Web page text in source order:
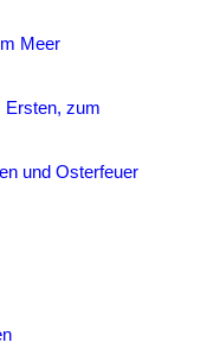
Meer
Ersten, zum
und Osterfeuer